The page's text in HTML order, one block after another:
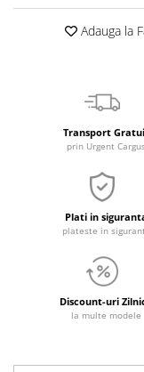
Adauga la
Transport
prin Urgent
Plati in
plateste in
Discount-uri
la multe modele